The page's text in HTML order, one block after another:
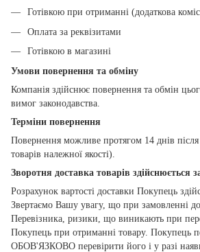
Готівкою при отриманні (додаткова
Оплата за реквізитами
Готівкою в магазині
Умови повернення та обміну
Компанія здійснює повернення та обмін
вимог законодавства.
Терміни повернення
Повернення можливе протягом 14 днів
товарів належної якості).
Зворотня доставка товарів здійснюється
Розрахунок вартості доставки Покупець
Звертаємо Вашу увагу, що при замовленні
Перевізника, ризики, що виникають при
Покупець при отриманні товару. Покупець
ОБОВ'ЯЗКОВО перевірити його і у разі